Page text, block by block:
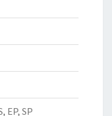
EP, SP